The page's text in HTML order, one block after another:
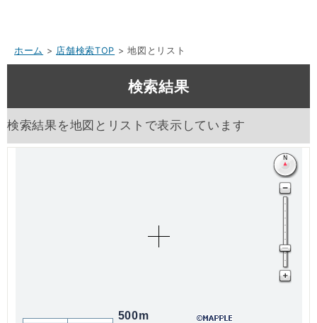
ホーム > 店舗検索TOP > 地図とリスト
検索結果
検索結果を地図とリストで表示しています
500m